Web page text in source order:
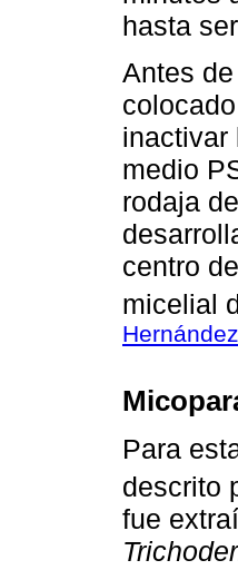
hasta
Antes
inactivar
medio
rodaja
centro
micelial
Para
descrito
fue